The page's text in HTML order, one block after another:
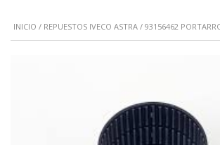
INICIO / REPUESTOS IVECO ASTRA / 93156462